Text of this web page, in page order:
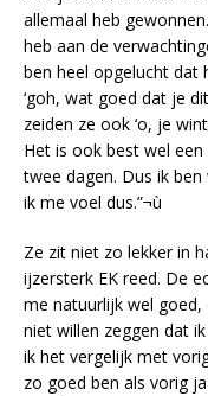
allemaal heb
heb aan de
ben heel opgelucht dat
‘goh, wat goed dat je
zeiden ze ook ‘o, je
Het is ook best wel
twee dagen. Dus ik
ik me voel dus.”¬ù
Ze zit niet zo lekker in
ijzersterk EK reed. De
me natuurlijk wel
niet willen zeggen dat
ik het vergelijk met
zo goed ben als vorig